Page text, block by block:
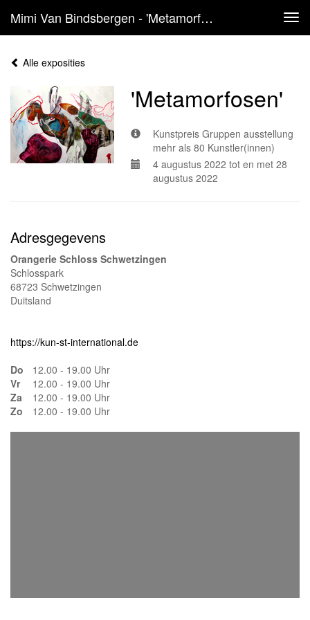
Mimi Van Bindsbergen - 'Metamorfosen'
Alle exposities
'Metamorfosen'
Kunstpreis Gruppen ausstellung
mehr als 80 Kunstler(innen)
4 augustus 2022 tot en met 28
augustus 2022
Adresgegevens
Orangerie Schloss Schwetzingen
Schlosspark
68723 Schwetzingen
Duitsland
https://kun-st-international.de
Do
12.00 - 19.00 Uhr
Vr
12.00 - 19.00 Uhr
Za
12.00 - 19.00 Uhr
Zo
12.00 - 19.00 Uhr